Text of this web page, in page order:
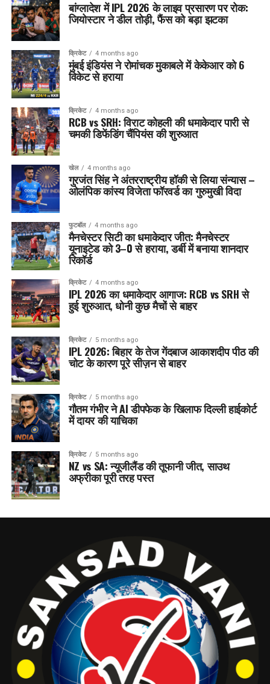
बांग्लादेश में IPL 2026 के लाइव प्रसारण पर रोक:
जियोस्टार ने डील तोड़ी, फैंस को बड़ा झटका
क्रिकेट 4 months ago
मुंबई इंडियंस ने रोमांचक मुकाबले में केकेआर को 6
विकेट से हराया
क्रिकेट 4 months ago
RCB vs SRH: विराट कोहली की धमाकेदार पारी से
चमकी डिफेंडिंग चैंपियंस की शुरुआत
खेल 4 months ago
गुरजंत सिंह ने अंतरराष्ट्रीय हॉकी से लिया संन्यास –
ओलंपिक कांस्य विजेता फॉरवर्ड का गुरुमुखी विदा
फुटबॉल 4 months ago
मैनचेस्टर सिटी का धमाकेदार जीत: मैनचेस्टर
यूनाइटेड को 3–0 से हराया, डर्बी में बनाया शानदार
रिकॉर्ड
क्रिकेट 4 months ago
IPL 2026 का धमाकेदार आगाज: RCB vs SRH से
हुई शुरुआत, धोनी कुछ मैचों से बाहर
क्रिकेट 5 months ago
IPL 2026: बिहार के तेज गेंदबाज आकाशदीप पीठ की
चोट के कारण पूरे सीज़न से बाहर
क्रिकेट 5 months ago
गौतम गंभीर ने AI डीपफेक के खिलाफ दिल्ली हाईकोर्ट
में दायर की याचिका
क्रिकेट 5 months ago
NZ vs SA: न्यूजीलैंड की तूफानी जीत, साउथ
अफ्रीका पूरी तरह पस्त